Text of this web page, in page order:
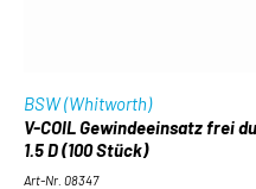
BSW (Whitworth)
V-COIL Gewindeeinsatz frei
1.5 D (100 Stück)
Art-Nr. 08347